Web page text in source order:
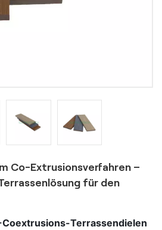
Co-Extrusionsverfahren –
für den
Coextrusions-Terrassendielen